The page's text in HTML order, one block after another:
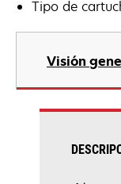
Tipo de
Visión